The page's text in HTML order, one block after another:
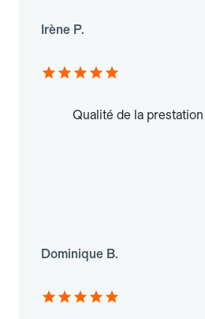
Irène P.
Qualité de la
Dominique B.